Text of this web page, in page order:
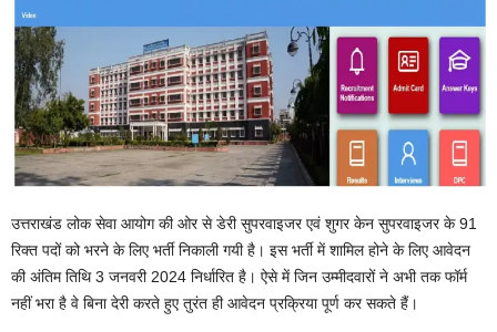
उत्तराखंड लोक सेवा आयोग की ओर से डेरी सुपरवाइजर एवं शुगर केन सुपरवाइजर के 91
रिक्त पदों को भरने के लिए भर्ती निकाली गयी है। इस भर्ती में शामिल होने के लिए आवेदन
की अंतिम तिथि 3 जनवरी 2024 निर्धारित है। ऐसे में जिन उम्मीदवारों ने अभी तक फॉर्म
नहीं भरा है वे बिना देरी करते हुए तुरंत ही आवेदन प्रक्रिया पूर्ण कर सकते हैं।